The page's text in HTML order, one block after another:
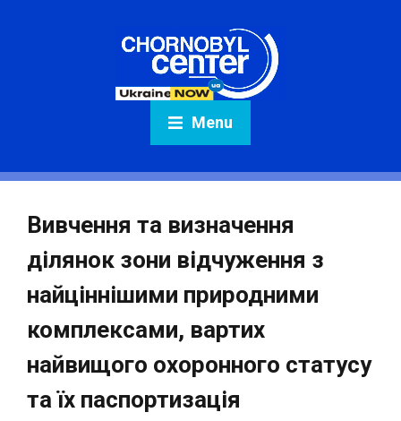
Menu
Вивчення та визначення
ділянок зони відчуження з
найціннішими природними
комплексами, вартих
найвищого охоронного статусу
та їх паспортизація